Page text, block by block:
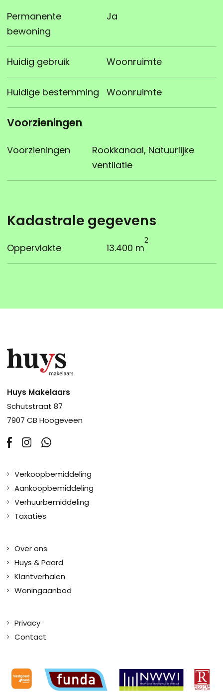
Permanente
bewoning
Ja
Huidig gebruik Woonruimte
Huidige bestemming Woonruimte
Voorzieningen
Voorzieningen
Rookkanaal, Natuurlijke
ventilatie
Kadastrale gegevens
Oppervlakte 13.400 m
2
Huys Makelaars
Schutstraat 87
7907 CB Hoogeveen
Verkoopbemiddeling
Aankoopbemiddeling
Verhuurbemiddeling
Taxaties
Over ons
Huys & Paard
Klantverhalen
Woningaanbod
Privacy
Contact